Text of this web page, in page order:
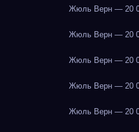
Жюль Верн — 20
Жюль Верн — 20
Жюль Верн — 20
Жюль Верн — 20
Жюль Верн — 20